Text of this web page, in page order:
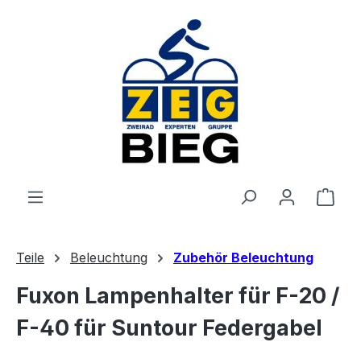
Teile Beleuchtung Zubehör Beleuchtung
Fuxon Lampenhalter für F-20 /
F-40 für Suntour Federgabel